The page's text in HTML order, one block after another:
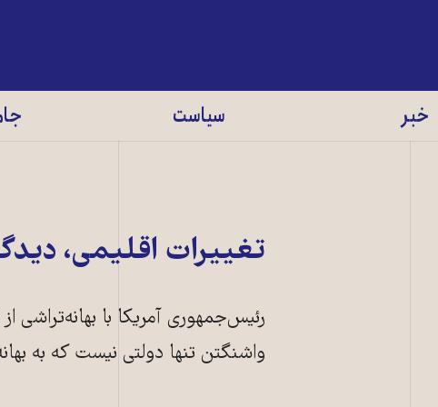
خبر سیاست
تغییرات اقلیمی،
رئیس‌جمهوری آمریکا با بهانه‌تراشی
واشنگتن تنها دولتی نیست که به